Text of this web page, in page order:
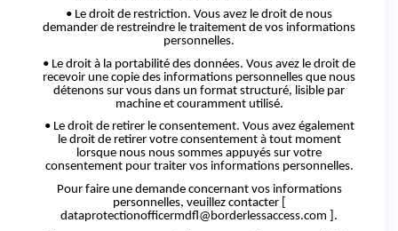
• Le droit de restriction. Vous avez le droit de nous
demander de restreindre le traitement de vos informations
personnelles.
• Le droit à la portabilité des données. Vous avez le droit de
recevoir une copie des informations personnelles que nous
détenons sur vous dans un format structuré, lisible par
machine et couramment utilisé.
• Le droit de retirer le consentement. Vous avez également
le droit de retirer votre consentement à tout moment
lorsque nous nous sommes appuyés sur votre
consentement pour traiter vos informations personnelles.
Pour faire une demande concernant vos informations
personnelles, veuillez contacter
dataprotectionofficermdfl@borderlessaccess.com ].